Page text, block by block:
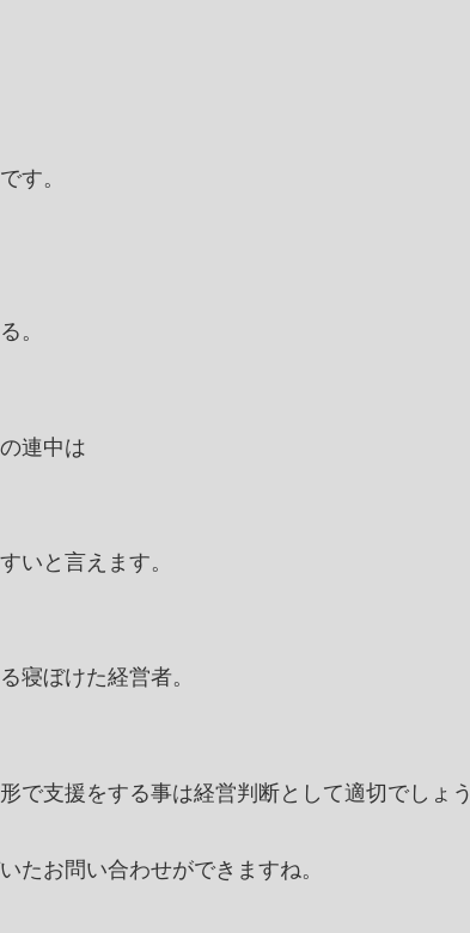
す。
。
連中は
いと言えます。
寝ぼけた経営者。
で支援をする事は経営判断として適切でしょう
たお問い合わせができますね。